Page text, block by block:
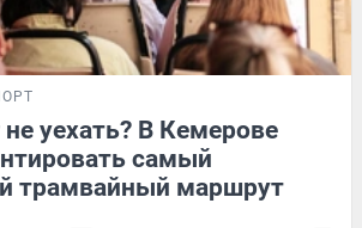
не уехать? В Кемерове
самый
трамвайный маршрут